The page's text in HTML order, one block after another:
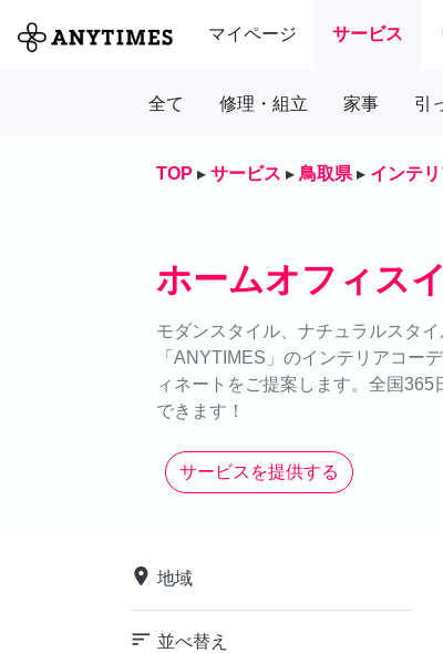
マイページ サービス
全て 修理・組立 家事 引
TOP ▸ サービス ▸ 鳥取県 ▸ インテ
ホームオフィス
モダンスタイル、ナチュラルスタ
「ANYTIMES」のインテリアコー
ィネートをご提案します。全国
できます！
サービスを提供する
place 地域
sort 並べ替え